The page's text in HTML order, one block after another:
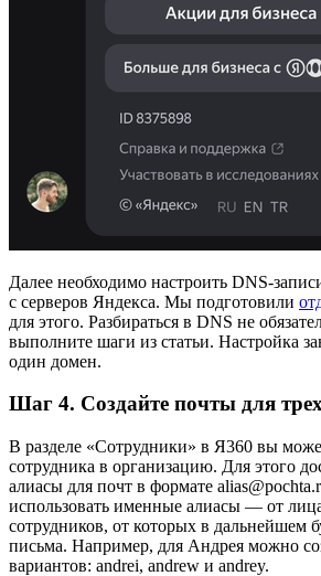
Далее необходимо настроить DNS-
с серверов Яндекса. Мы подготовили
для этого. Разбираться в DNS не
выполните шаги из статьи. Настройка
один домен.
Шаг 4. Создайте почты для
В разделе «Сотрудники» в Я360 вы
сотрудника в организацию. Для этого
алиасы для почт в формате
использовать именные алиасы — от
сотрудников, от которых в дальнейшем
письма. Например, для Андрея можно
вариантов: andrei, andrew и andrey.